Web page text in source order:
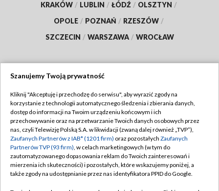
KRAKÓW / LUBLIN / ŁÓDŹ / OLSZTYN /
OPOLE / POZNAŃ / RZESZÓW /
SZCZECIN / WARSZAWA / WROCŁAW
TVP
Abonament TVP
Emisja w TVP
Centrum informacji TVP
Naziemna Telewizja Cyfrowa
Regulamin TVP
Polityka prywatności
Moje zgody
Pomoc
Szanujemy Twoją prywatność
Kliknij "Akceptuję i przechodzę do serwisu", aby wyrazić zgody na
korzystanie z technologii automatycznego śledzenia i zbierania danych,
dostęp do informacji na Twoim urządzeniu końcowym i ich
przechowywanie oraz na przetwarzanie Twoich danych osobowych przez
nas, czyli Telewizję Polską S.A. w likwidacji (zwaną dalej również „TVP”),
Zaufanych Partnerów z IAB* (1201 firm) oraz pozostałych Zaufanych
Partnerów TVP (93 firm), w celach marketingowych (w tym do
zautomatyzowanego dopasowania reklam do Twoich zainteresowań i
mierzenia ich skuteczności) i pozostałych, które wskazujemy poniżej, a
także zgody na udostępnianie przez nas identyfikatora PPID do Google.